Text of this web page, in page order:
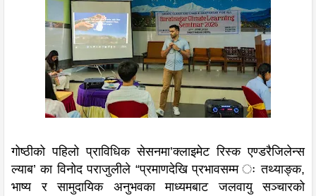
गोष्ठीको पहिलो प्राविधिक सेसनमा’क्लाइमेट रिस्क एण्डरैजिलेन्स
ल्याब’ का विनोद पराजुलीले “प्रमाणदेखि प्रभावसम्म ः तथ्याङ्क,
भाष्य र सामुदायिक अनुभवका माध्यमबाट जलवायु सञ्चारको